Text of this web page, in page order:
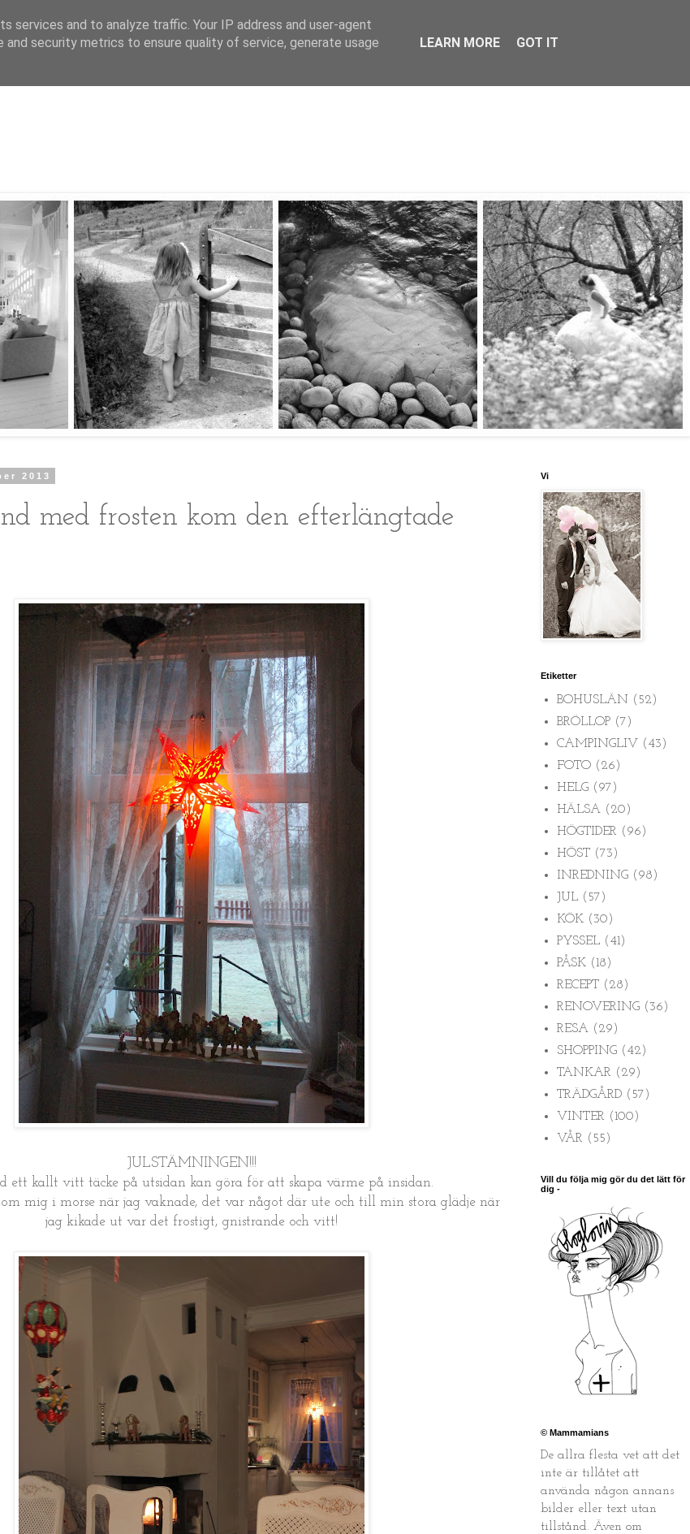
2013
med frosten kom den efterlängtade
JULSTÄMNINGEN!!!
ett kallt vitt täcke på utsidan kan göra för att skapa värme på insidan.
mig i morse när jag vaknade, det var något där ute och till min stora glädje när
jag kikade ut var det frostigt, gnistrande och vitt!
Vi
Etiketter
BOHUSLÄN
(52)
BRÖLLOP (7)
CAMPINGLIV (43)
FOTO (26)
HELG (97)
HÄLSA (20)
HÖGTIDER (96)
HÖST (73)
INREDNING (98)
JUL (57)
KÖK (30)
PYSSEL (41)
PÅSK (18)
RECEPT (28)
RENOVERING (36)
RESA (29)
SHOPPING (42)
TANKAR (29)
TRÄDGÅRD (57)
VINTER (100)
VÅR (55)
Vill du följa mig gör du det lätt för
dig -
© Mammamians
De allra flesta vet att det
inte är tillåtet att
använda någon annans
bilder eller text utan
tillstånd. Även om
services and to analyze traffic. Your IP address and user-agent
and security metrics to ensure quality of service, generate usage
LEARN MORE GOT IT